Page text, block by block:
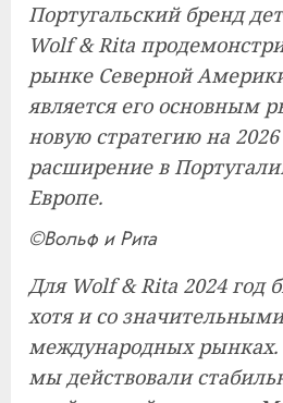
Португальский бренд
Wolf & Rita
рынке Северной
является его основным
новую стратегию на
расширение в
Европе.
©Вольф и Рита
Для Wolf & Rita 2024 год
хотя и со
международных
мы действовали